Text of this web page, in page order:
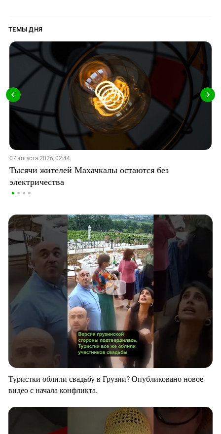
ТЕМЫ ДНЯ
07 августа 2026, 02:44
Тысячи жителей Махачкалы остаются без
электричества
Туристки облили свадьбу в Грузии? Опубликовано новое
видео с начала конфликта.